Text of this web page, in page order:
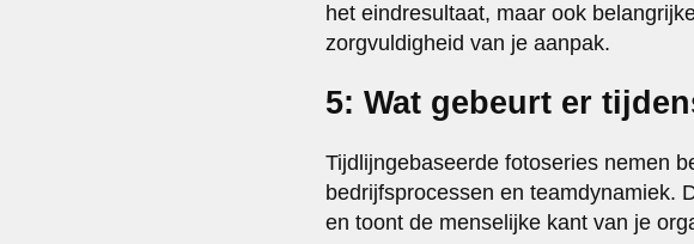
het eindresultaat, maar ook
zorgvuldigheid van je aanpak.
5: Wat gebeurt er
Tijdlijngebaseerde fotoseries nemen
bedrijfsprocessen en teamdynamiek.
en toont de menselijke kant van je